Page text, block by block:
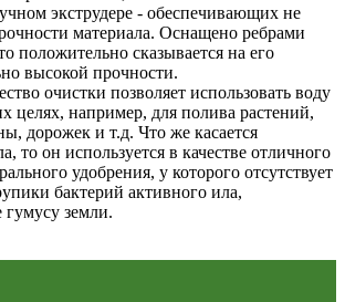
экструдере - обеспечивающих не
материала. Оснащено ребрами
положительно сказывается на его
высокой прочности.
очистки позволяет использовать воду
целях, например, для полива растений,
дорожек и т.д. Что же касается
то он используется в качестве отличного
удобрения, у которого отсутствует
бактерий активного ила,
земли.